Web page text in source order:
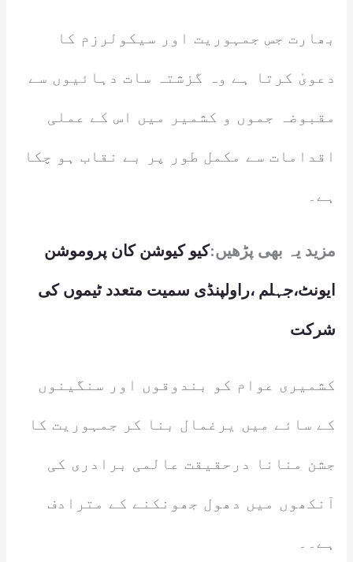
بھارت جس جمہوریت اور سیکولرزم کا
دعویٰ کرتا ہے وہ گزشتہ سات دہائیوں سے
مقبوضہ جموں و کشمیر میں اس کے عملی
اقدامات سے مکمل طور پر بے نقاب ہو چکا
ہے۔
مزید یہ بھی پڑھیں:کیو کیوشن کان پروموشن
ایونٹ،جہلم ،راولپنڈی سمیت متعدد ٹیموں کی
شرکت
کشمیری عوام کو بندوقوں اور سنگینوں
کے سائے میں یرغمال بنا کر جمہوریت کا
جشن منانا درحقیقت عالمی برادری کی
آنکھوں میں دھول جھونکنے کے مترادف
ہے۔۔